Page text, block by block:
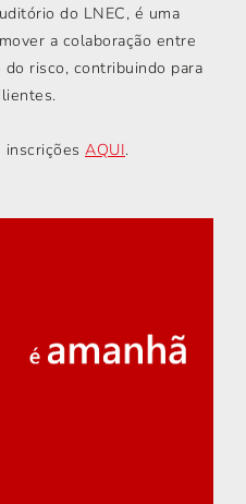
do LNEC, é uma
a colaboração entre
risco, contribuindo para
inscrições AQUI.